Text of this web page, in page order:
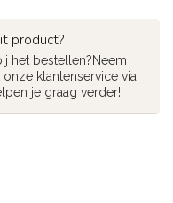
product?
het bestellen?Neem
klantenservice via
je graag verder!